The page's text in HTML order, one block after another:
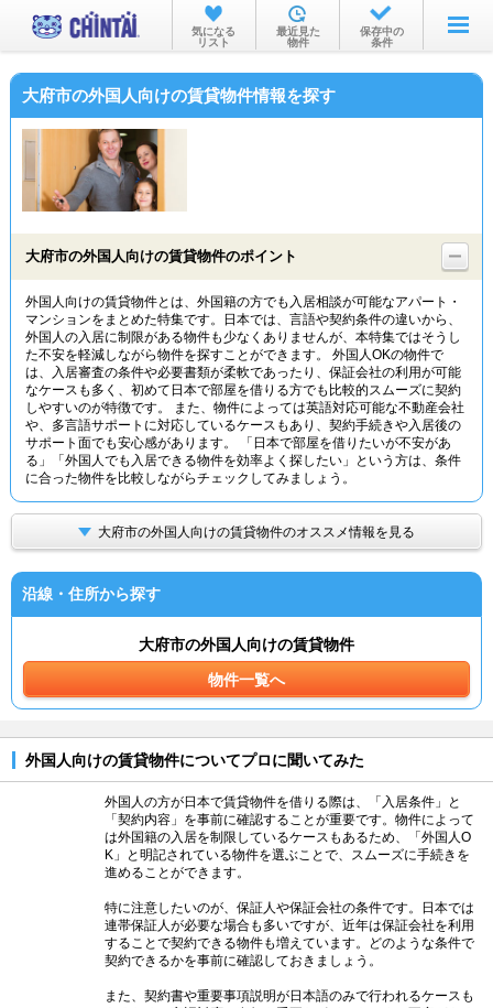
お部屋を探す
沿線・駅から
物件特集から
TOP
気になる
リスト
最近見た
物件
保存中の
条件
大府市の外国人向けの賃貸物件情報を探す
大府市の外国人向けの賃貸物件のポイント
外国人向けの賃貸物件とは、外国籍の方でも入居相談が可能なアパート・
マンションをまとめた特集です。日本では、言語や契約条件の違いから、
外国人の入居に制限がある物件も少なくありませんが、本特集ではそうし
た不安を軽減しながら物件を探すことができます。 外国人OKの物件で
は、入居審査の条件や必要書類が柔軟であったり、保証会社の利用が可能
なケースも多く、初めて日本で部屋を借りる方でも比較的スムーズに契約
しやすいのが特徴です。 また、物件によっては英語対応可能な不動産会社
や、多言語サポートに対応しているケースもあり、契約手続きや入居後の
サポート面でも安心感があります。 「日本で部屋を借りたいが不安があ
る」「外国人でも入居できる物件を効率よく探したい」という方は、条件
に合った物件を比較しながらチェックしてみましょう。
大府市の外国人向けの賃貸物件のオススメ情報を見る
沿線・住所から探す
大府市の外国人向けの賃貸物件
物件一覧へ
外国人向けの賃貸物件についてプロに聞いてみた
外国人の方が日本で賃貸物件を借りる際は、「入居条件」と
「契約内容」を事前に確認することが重要です。物件によって
は外国籍の入居を制限しているケースもあるため、「外国人O
K」と明記されている物件を選ぶことで、スムーズに手続きを
進めることができます。
特に注意したいのが、保証人や保証会社の条件です。日本では
連帯保証人が必要な場合も多いですが、近年は保証会社を利用
することで契約できる物件も増えています。どのような条件で
契約できるかを事前に確認しておきましょう。
また、契約書や重要事項説明が日本語のみで行われるケースも